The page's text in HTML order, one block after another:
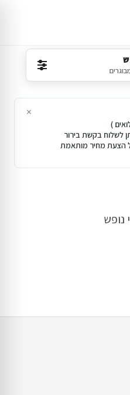
)
לשלוח בקשת בירור
הצעת מחיר מותאמת
×
נופש